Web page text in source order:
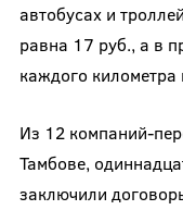
автобусах и
равна 17 руб., а в
каждого километра
Из 12 компаний-
Тамбове,
заключили